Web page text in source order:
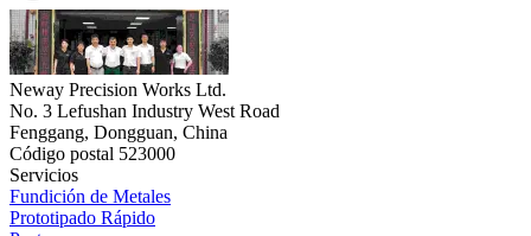
Neway Precision Works Ltd.
No. 3 Lefushan Industry West Road
Fenggang, Dongguan, China
Código postal 523000
Servicios
Fundición de Metales
Prototipado Rápido